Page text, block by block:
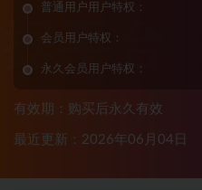
普通用户用户特权：
会员用户特权：
永久会员用户特权：
有效期：购买后永久有效
最近更新：2026年06月04日